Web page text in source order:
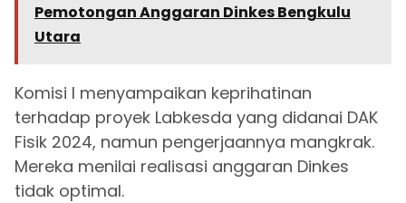
Pemotongan Anggaran Dinkes Bengkulu
Utara
Komisi I menyampaikan keprihatinan
terhadap proyek Labkesda yang didanai DAK
Fisik 2024, namun pengerjaannya mangkrak.
Mereka menilai realisasi anggaran Dinkes
tidak optimal.